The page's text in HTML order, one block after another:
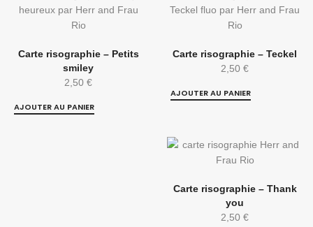
Carte risographie – Petits
smiley
2,50 €
AJOUTER AU PANIER
Carte risographie – Teckel
2,50 €
AJOUTER AU PANIER
Carte risographie – Thank
you
2,50 €